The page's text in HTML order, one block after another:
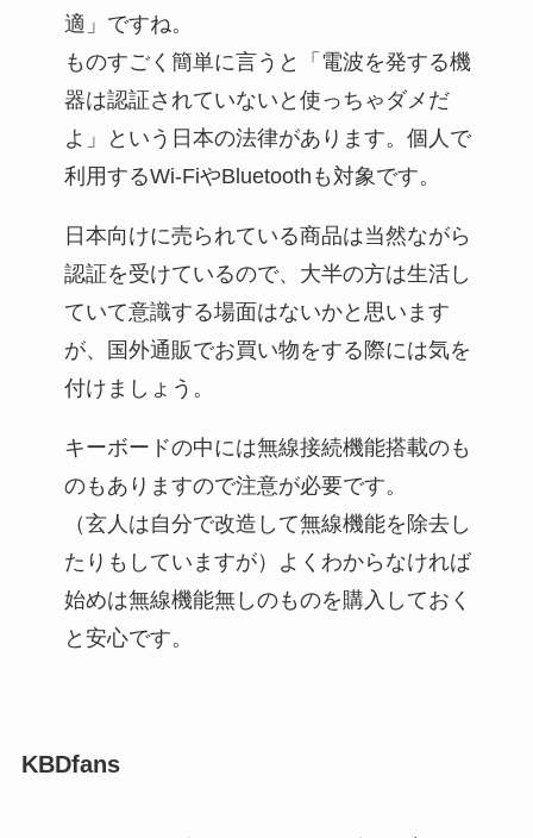
適」ですね。
ものすごく簡単に言うと「電波を発する機
器は認証されていないと使っちゃダメだ
よ」という日本の法律があります。個人で
利用するWi-FiやBluetoothも対象です。
日本向けに売られている商品は当然ながら
認証を受けているので、大半の方は生活し
ていて意識する場面はないかと思います
が、国外通販でお買い物をする際には気を
付けましょう。
キーボードの中には無線接続機能搭載のも
のもありますので注意が必要です。
（玄人は自分で改造して無線機能を除去し
たりもしていますが）よくわからなければ
始めは無線機能無しのものを購入しておく
と安心です。
KBDfans